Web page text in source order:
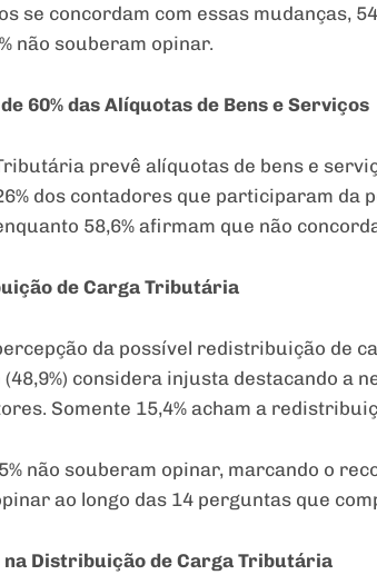
se concordam com essas mudanças,
não souberam opinar.
60% das Alíquotas de Bens e Serviços
prevê alíquotas de bens e
dos contadores que participaram
58,6% afirmam que não
de Carga Tributária
da possível redistribuição de
considera injusta destacando a
Somente 15,4% acham a
não souberam opinar, marcando o
ao longo das 14 perguntas que
na Distribuição de Carga Tributária